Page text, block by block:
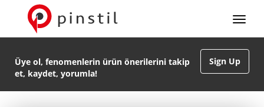
Sign Up
Üye ol, fenomenlerin ürün önerilerini takip
et, kaydet, yorumla!